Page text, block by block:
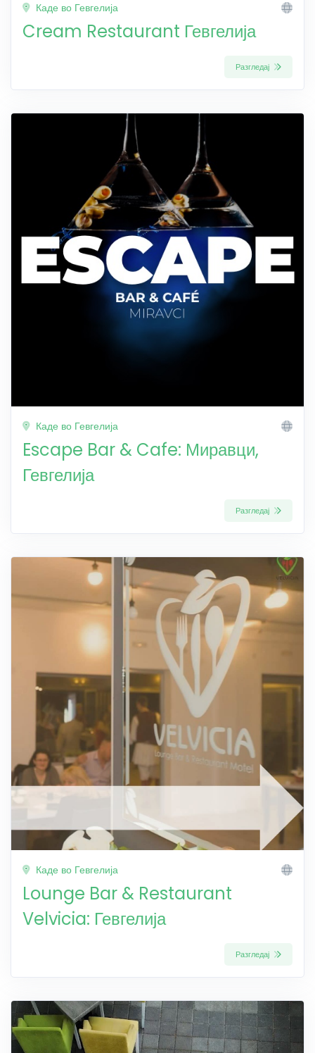
Каде во Гевгелија
Cream Restaurant Гевгелија
Разгледај
Каде во Гевгелија
Escape Bar & Cafe: Миравци,
Гевгелија
Разгледај
Каде во Гевгелија
Lounge Bar & Restaurant
Velvicia: Гевгелија
Разгледај